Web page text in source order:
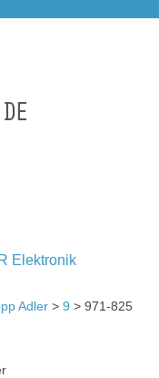
Elektronik
Adler > 9 > 971-825